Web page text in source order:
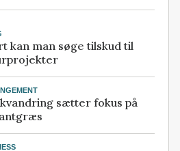
kan man søge tilskud til
sætter fokus på